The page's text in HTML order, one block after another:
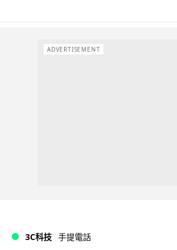
ADVERTISEMENT
3C科技 手提電話